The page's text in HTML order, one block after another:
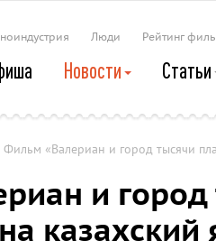
Люди Рейтинг
Новости Статьи
Фильм «Валериан и город тысячи
и город
казахский